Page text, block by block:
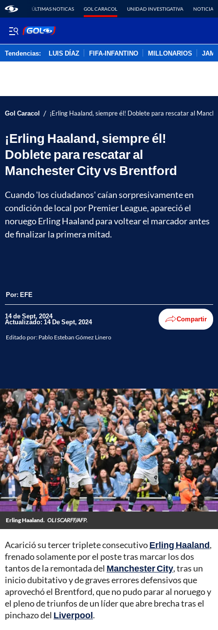
ÚLTIMAS NOTICAS GOL CARACOL UNIDAD INVESTIGATIVA NOTICIAS
Tendencias: LUIS DÍAZ FIFA-INFANTINO MILLONARIOS
Gol Caracol / ¡Erling Haaland, siempre él! Doblete para rescatar al
¡Erling Haaland, siempre él!
Doblete para rescatar al
Manchester City vs Brentford
Cuando 'los ciudadanos' caían sorpresivamente en
condición de local por Premier League, apareció el
noruego Erling Haaland para voltear el marcador antes
de finalizar la primera mitad.
Por: EFE
14 de Sept, 2024
Actualizado: 14 De Sept, 2024 Compartir
Editado por: Pablo Esteban Gómez Linero
Erling Haaland. OLI SCARFF/AFP.
Acarició su tercer triplete consecutivoErling Haaland,
frenado solamente por el poste tras marcar los dos
tantos de la remontada del Manchester City, tras un
inicio dubitativo y de graves errores defensivos que
aprovechó el Brentford, que no pudo parar al noruego y
el pleno de triunfos de un líder que abre brecha tras el
pinchazo del Liverpool.